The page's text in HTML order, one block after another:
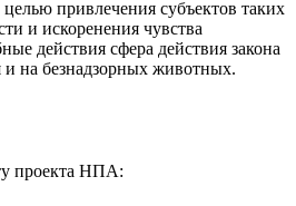
привлечения субъектов таких
и искоренения чувства
действия сфера действия закона
и на безнадзорных животных.
проекта НПА: